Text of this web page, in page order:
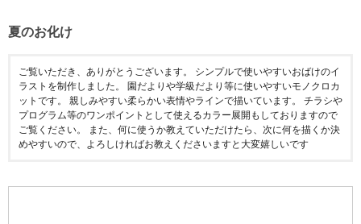
夏のお化け
ご覧いただき、ありがとうございます。 シンプルで使いやすいおばけのイ
ラストを制作しました。 園だよりや学級だより等に使いやすいモノクロカ
ットです。 親しみやすい柔らかい表情やラインで描いています。 チラシや
プログラム等のワンポイントとして使えるカラー展開もしておりますので
ご覧ください。 また、何に使うか教えていただけたら、次に何を描くか決
めやすいので、よろしければお教えくださいますと大変嬉しいです